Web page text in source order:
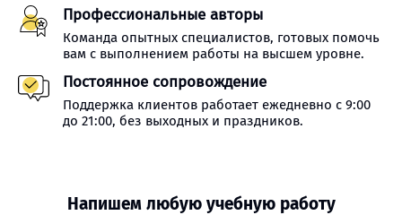
Профессиональные авторы
Команда опытных специалистов, готовых помочь
вам с выполнением работы на высшем уровне.
Постоянное сопровождение
Поддержка клиентов работает ежедневно с 9:00
до 21:00, без выходных и праздников.
Напишем любую учебную работу